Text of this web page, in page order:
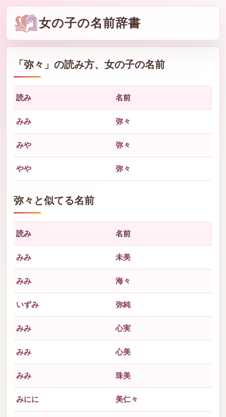
女の子の名前辞書
「弥々 」の読み方、女の子の名前
読み 名前
みみ 弥々
みや 弥々
やや 弥々
弥々と似てる名前
読み 名前
みみ 未美
みみ 海々
いずみ 弥純
みみ 心実
みみ 心美
みみ 珠美
みにに 美仁々